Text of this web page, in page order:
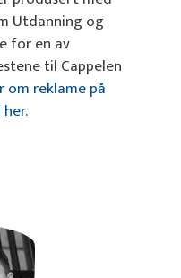
Utdanning og
for en av
til Cappelen
om reklame på
.